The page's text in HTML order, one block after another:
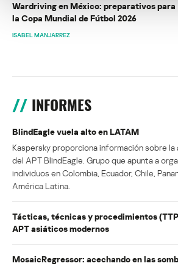
Wardriving en México: preparativos para
la Copa Mundial de Fútbol 2026
ISABEL MANJARREZ
INFORMES
BlindEagle vuela alto en LATAM
Kaspersky proporciona información sobre la
del APT BlindEagle. Grupo que apunta a
individuos en Colombia, Ecuador, Chile,
América Latina.
Tácticas, técnicas y procedimientos
APT asiáticos modernos
MosaicRegressor: acechando en las